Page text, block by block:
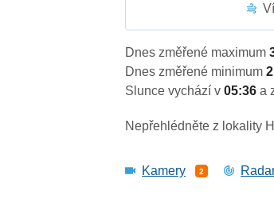
Dnes změřené maximum
Dnes změřené minimum
Slunce vychází v05:36a
Nepřehlédněte z lokality
Kamery 2